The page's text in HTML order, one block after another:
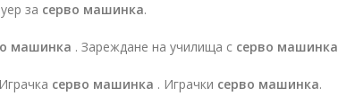
за серво машинка.
машинка . Зареждане на училища с серво машинка
серво машинка . Играчки серво машинка.